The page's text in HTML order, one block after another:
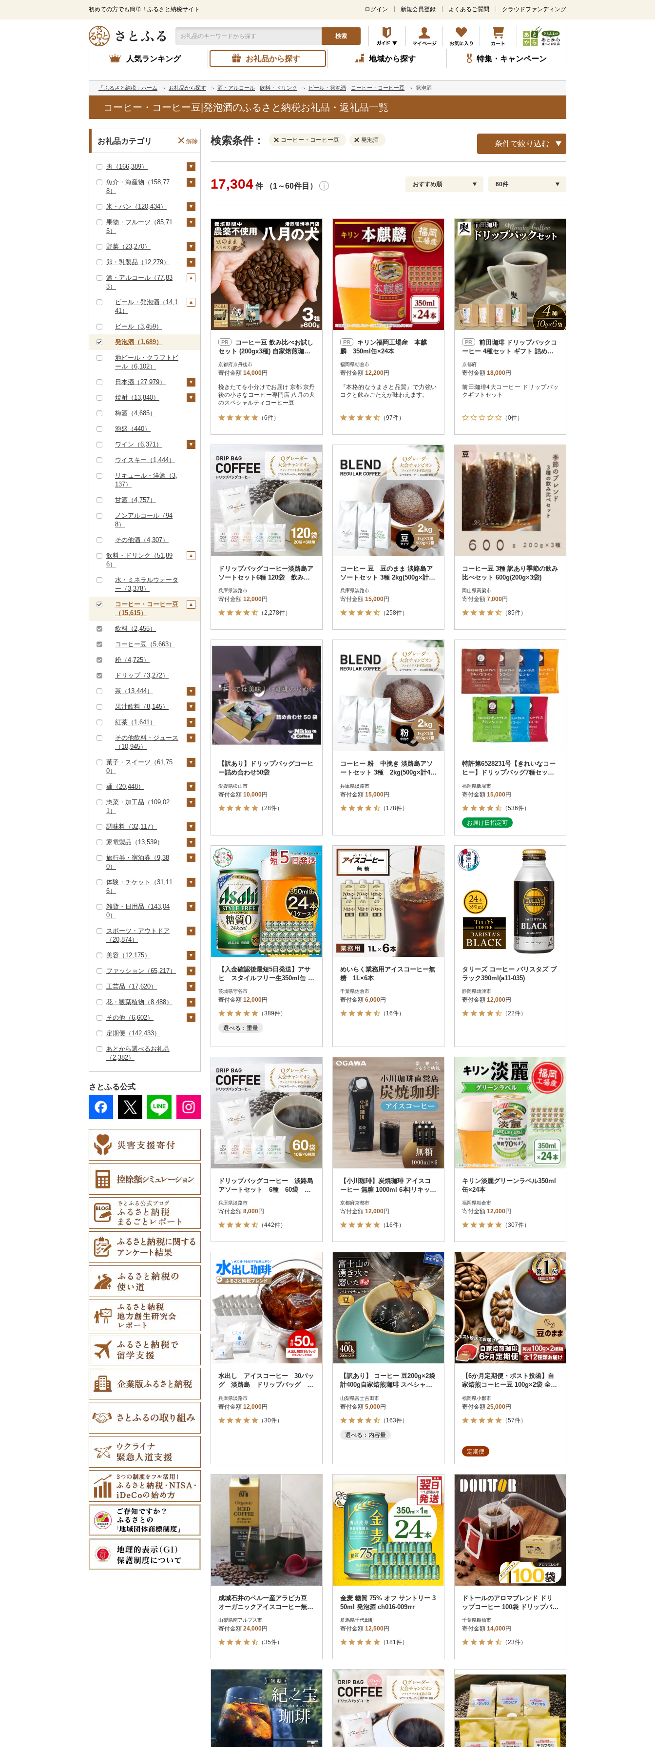
初めての方でも簡単！ふるさと納税サイト
メ
ン
コ
ン
テ
ツ
ッ
ログイン 新規会員登録 よくあるご質問 クラウドファンディング
検索
人気ランキング お礼品から探す 地域から探す 特集・キャンペーン
「ふるさと納税」ホーム お礼品から探す 酒・アルコール 飲料・ドリンク ビール・発泡酒 コーヒー・コーヒー豆 発泡酒
コーヒー・コーヒー豆|発泡酒のふるさと納税お礼品・返礼品一覧
お礼品カテゴリ 解除
肉（166,389）
牛肉（精肉）（89,07
ステーキ（27,599）
すき焼き（24,610）
3）
焼肉（21,089）
牛タン（2,089）
黒毛和牛（29,345）
白老牛（1,508）
仙台牛（374）
米沢牛（1,028）
山形牛（6,993）
常陸牛（1,789）
上州牛（33）
飛騨牛（4,706）
近江牛（3,327）
神戸牛・神戸ビーフ
（3,077）
但馬牛（811）
土佐あかうし（164）
佐賀牛（6,812）
長崎和牛（2,289）
あか牛（1,745）
宮崎牛（2,430）
その他牛肉（精肉）
（8,393）
牛肉（加工品）（30,0
もつ鍋（8,840）
ローストビーフ（3,16
その他牛肉（加工品）
焼肉（2,920）
アグー豚（143）
その他豚肉（精肉）
（10,275）
56）
ハンバーグ（4,088）
ハム（4,709）
ソーセージ・ウインナ
ー（7,387）
ベーコン・サラミ（4,
417）
（9,274）
鶏肉（14,780）
6）
41）
唐揚げ（1,554）
中津からあげ（49）
馬肉（3,641）
羊肉・ラム肉（ジンギ
スカン）（2,179）
鴨肉（456）
猪肉（502）
その他肉・加工品（2,
魚介・海産物（158,77
8）
カニ（16,688）
ズワイガニ（11,643）
エビ（3,765）
47）
たらこ（1,635）
数の子（1,343）
からすみ（557）
キャビア（663）
その他魚卵（276）
貝（11,710）
帆立（ホタテ）（6,77
5）
鮑（アワビ）（718）
牡蠣（カキ）（1,57
うなぎ（20,679）
鮮魚（23,852）
鮭・サーモン（7,33
8）
マグロ（4,200）
イワシ（147）
カツオ（1,570）
金目鯛（904）
クエ（249）
くじら（227）
サバ（3,109）
さんま（357）
鯛（1,677）
のどぐろ（462）
ふぐ（2,390）
ブリ（1,158）
ほっけ（308）
その他鮮魚（3,214）
イカ・タコ（6,645）
イカ（3,833）
タコ（2,856）
海苔・海藻（7,802）
海苔（4,150）
わかめ（1,352）
ひじき（410）
その他海苔・海藻（2,
286）
干物（12,383）
ししゃも（232）
その他干物（11,980）
その他魚介・加工品
（48,336）
しらす・ちりめん（7,
（3,007）
その他魚介・加工品
（36,879）
米・パン（120,434）
米（110,444）
ゆめぴりか（4,929）
つや姫（4,225）
コシヒカリ（48,259）
はえぬき（3,457）
さがびより（1,092）
あきたこまち（9,01
4）
ひとめぼれ（2,807）
ミルキークィーン（2,
507）
ななつぼし（4,644）
その他米（9,287）
124）
果物・フルーツ（85,71
5）
ぶどう・マスカット
ピオーネ（1,537）
デラウェア（113）
シャインマスカット
（5,771）
その他ぶどう・マスカ
もも（6,311）
さくらんぼ（1,830）
梨（4,143）
和梨（3,002）
洋梨・ラフランス（1,
マンゴー（1,591）
みかん・柑橘（22,47
399）
せとか（1,124）
文旦（431）
その他柑橘（8,371）
5）
干し柿（661）
（2,125）
その他果物（4,996）
パイナップル（191）
栗（502）
その他果物（3,062）
野菜（23,270）
いも（3,898）
じゃがいも（1,001）
その他いも（638）
トマト（2,525）
0）
その他トマト（840）
ねぎ（624）
とうもろこし（1,51
8）
根菜（2,212）
人参（400）
大根（193）
自然薯（182）
レンコン（117）
にんにく・生姜（1,11
アスパラガス（1,19
レタス（214）
その他野菜（5,779）
卵・乳製品（12,279）
卵（3,948）
ヨーグルト（3,007）
牛乳（1,781）
バター（969）
その他乳製品（885）
酒・アルコール（77,83
3）
ビール・発泡酒（14,1
41）
ビール（3,459）
発泡酒（1,689）
地ビール・クラフトビ
ール（6,102）
日本酒（27,979）
純米大吟醸（9,121）
純米吟醸（8,512）
大吟醸（4,527）
吟醸（1,160）
その他日本酒（14,58
焼酎（13,840）
芋焼酎（6,415）
麦焼酎（2,903）
米焼酎（415）
黒糖焼酎（535）
その他焼酎（4,751）
梅酒（4,685）
泡盛（440）
ワイン（6,371）
白ワイン（2,882）
赤ワイン（3,653）
リングワイン（612）
その他ワイン（1,42
5）
ウイスキー（1,444）
リキュール・洋酒（3,
137）
甘酒（4,757）
ノンアルコール（94
8）
その他酒（4,307）
飲料・ドリンク（51,89
6）
水・ミネラルウォータ
ー（3,378）
コーヒー・コーヒー豆
（15,615）
飲料（2,455）
コーヒー豆（5,663）
粉（4,725）
ドリップ（3,272）
茶（13,444）
飲料（3,223）
茶葉・ティーバッグ
静岡茶（883）
足柄茶（74）
果汁飲料（8,145）
りんごジュース（1,62
みかんジュース（オレ
7）
3）
紅茶（1,641）
飲料（152）
（1,469）
その他飲料・ジュース
（10,945）
野菜ジュース（2,88
炭酸飲料（1,958）
豆乳（300）
（5,357）
菓子・スイーツ（61,75
0）
ケーキ（10,493）
クッキー（3,509）
アイス・ジェラート
その他洋菓子（8,15
0）
煎餅・おかき（2,30
4）
麺（20,448）
ラーメン（7,245）
そうめん（2,894）
その他麺（3,093）
惣菜・加工品（109,02
1）
惣菜（21,716）
餃子（5,264）
シュウマイ（1,548）
カレー・シチュー（6,
シチュー（1,051）
肉（22,433）
ピザ（2,069）
豆腐・納豆（1,215）
豆腐（574）
納豆（623）
漬物（9,816）
梅干（6,410）
キムチ（1,171）
その他漬物（2,324）
缶詰・瓶詰（14,344）
肉（537）
魚（2,650）
果物（527）
ジャム（3,749）
その他缶詰・瓶詰（6,
651）
乾物（2,639）
燻製（スモーク）（2,
235）
おせち（1,271）
その他加工品（19,08
調味料（32,117）
砂糖（416）
塩（1,025）
酢（1,406）
だし（2,386）
食用油（2,422）
えごま油（473）
オリーブオイル（83
4）
ごま油（334）
その他食用油（933）
はちみつ（8,478）
ドレッシング（2,33
0）
その他調味料（10,10
2）
みりん（128）
ケチャップ（158）
こしょう（72）
その他調味料（8,93
3）
家電製品（13,539）
季節・空調家電（97
キッチン家電（1,29
照明器具（1,480）
（1,320）
メラ（1,555）
美容・健康家電（1,04
旅行券・宿泊券（9,38
0）
旅行券（1,667）
ポン（Eメール発行）
JTBふるさと旅行券
（紙券）（53）
その他旅行券（488）
体験・チケット（31,11
6）
PayPay商品券（8,27
食事券（5,969）
用券（1,051）
水族館（84）
動物園（40）
釣り（407）
ダイビング（216）
スキーチケット・リフ
ゴルフプレー券（2,86
GDOふるさとゴルフ
プレークーポン（1,45
2）
その他のゴルフプレー
花火大会チケット（3
44）
カタログギフト（16
4）
その他体験・チケット
（12,419）
雑貨・日用品（143,04
0）
家具・インテリア（3
6,218）
タンス（1,783）
机・テーブル（4,18
（7,203）
その他家具・インテリ
ア（23,819）
寝具（18,248）
布団（5,993）
枕（2,330）
毛布（2,154）
タオルケット（852）
その他寝具（7,508）
タオル（6,068）
泉州タオル（2,748）
その他タオル（3,29
文房具・印鑑（4,83
39）
印鑑（630）
0）
タンブラー（1,049）
スプーン・フォーク・
ナイフ（766）
皿・椀（7,290）
0）
包丁（1,679）
鍋（1,667）
まな板（827）
土鍋（173）
その他キッチン用品
日用品（14,890）
トイレットペーパー
（2,071）
ティッシュ（806）
3）
本・CD・DVD（29
7）
おもちゃ・ぬいぐるみ
（3,238）
ご当地キャラクター
（1,203）
防災グッズ（2,428）
その他雑貨（28,514）
スポーツ・アウトドア
（20,874）
ゴルフ（6,846）
ゴルフボール（1,53
2）
ゴルフウェア（58）
その他ゴルフ（2,23
釣り（2,036）
サイクリング（475）
アウトドア・キャンプ
3）
ウェア・ユニフォーム
（237）
9）
美容（12,175）
スキンケア（4,259）
化粧水・乳液・美容液
610）
シャンプー・リンス
（1,593）
入浴剤（1,234）
アロマ（698）
その他美容（3,542）
ファッション（65,217）
鞄・バッグ（8,663）
トートバッグ・ショル
ツケース（163）
その他鞄・バッグ（3,
889）
洋服（16,980）
女性・レディース（6,
9）
その他洋服（4,361）
和服（943）
靴・履物（8,105）
靴・シューズ（5,91
4）
スリッパ・下駄・草履
（1,370）
その他靴・履物（1,95
アクセサリー（16,47
2）
ペンダント・ネックレ
ス（4,911）
ピアス・イヤリング
（4,129）
1）
その他アクセサリー
その他服飾小物（15,0
66）
財布（3,273）
ショール・ストール
097）
マフラー・手袋（80
その他服飾小物（8,81
2）
工芸品（17,620）
織物（859）
本場奄美大島紬（5
陶器・漆器（7,693）
信楽焼（776）
唐津焼（57）
村上木彫堆朱（33）
その他陶器・漆器（5,
610）
その他装飾品・工芸品
数珠（242）
工芸品（7,380）
播州そろばん（9）
美濃和紙（6）
民芸品（1,026）
花・観葉植物（8,488）
観葉植物・苗木（2,28
胡蝶蘭（241）
造花・プリザーブドフ
ラワー（1,607）
その他花（3,652）
盆栽・その他（854）
その他（6,602）
地域サービス（2,46
その他（4,275）
定期便（142,433）
あとから選べるお礼品
（2,382）
さとふる公式
検索条件： コーヒー・コーヒー豆 発泡酒 条件で絞り込む
円
決済方法 解除
PayPay
クレジットカード決済
Amazon Pay
楽天ペイ
メルペイ
コンビニ支払い
ソフトバンクまとめて支払い
d払い
金融機関(Pay-easy決済)
解除
発送種別 解除
冷蔵便
配送指定 解除
お届け日時指定可
お届け時間帯指定可
発送される月指定可
その他 解除
さとふる限定のお礼品
定期便
さとふるアプリdeワンストップ申請
対象
結果を見る（17,304 件）
17,304 件 （1～60件目） おすすめ順
新着順
レビュー件数順
レビュー評価順
寄付金額が高い順
寄付金額が低い順
60件
60
90
120
PR
セット (200gx3種) 自家焙煎珈琲
豆 【栽培期間中農薬不使用】
京都府京丹後市
寄付金額 14,000円
挽きたてを小分けでお届け 京都 京丹
後の小さなコーヒー専門店 八月の犬
のスペシャルティコーヒー豆
（6件）
PR
麟 350ml缶×24本
福岡県朝倉市
寄付金額 12,200円
『本格的なうまさと品質』で力強い
コクと飲みごたえが味わえます。
（97件）
PR
ーヒー 4種セット ギフト 詰め合
わせ
京都府
寄付金額 18,000円
前田珈琲4大コーヒー ドリップバッ
クギフトセット
（0件）
ドリップバッグコーヒー淡路島ア
ソートセット6種 120袋 飲み比
兵庫県淡路市
寄付金額 12,000円
（2,278件）
コーヒー 豆 豆のまま 淡路島ア
ソートセット 3種 2kg(500g×計4
兵庫県淡路市
寄付金額 15,000円
（258件）
コーヒー豆 3種 訳あり季節の飲み
比べセット 600g(200g×3袋)
岡山県高梁市
寄付金額 7,000円
（85件）
【訳あり】ドリップバッグコーヒ
ー詰め合わせ50袋
愛媛県松山市
寄付金額 10,000円
（28件）
コーヒー 粉 中挽き 淡路島アソ
ートセット 3種 2kg(500g×計4
兵庫県淡路市
寄付金額 15,000円
（178件）
特許第6528231号【きれいなコー
ヒー】ドリップバッグ7種セット
福岡県飯塚市
寄付金額 15,000円
（536件）
お届け日指定可
【入金確認後最短5日発送】アサ
ヒ スタイルフリー生350ml缶 24
茨城県守谷市
寄付金額 12,000円
（389件）
選べる：重量
めいらく業務用アイスコーヒー無
糖 1L×6本
千葉県佐倉市
寄付金額 6,000円
（16件）
タリーズ コーヒー バリスタズ ブ
ラック390ml(a11-035)
静岡県焼津市
寄付金額 12,000円
（22件）
ドリップバッグコーヒー 淡路島
アソートセット 6種 60袋 飲
9
兵庫県淡路市
寄付金額 8,000円
（442件）
【小川珈琲】炭焼珈琲 アイスコ
ーヒー 無糖 1000ml 6本|リキッド
京都府京都市
寄付金額 12,000円
（16件）
キリン淡麗グリーンラベル350ml
缶×24本
福岡県朝倉市
寄付金額 12,000円
（307件）
水出し アイスコーヒー 30バッ
グ 淡路島 ドリップバッグ セ
兵庫県淡路市
寄付金額 12,000円
（30件）
【訳あり】 コーヒー 豆200g×2袋
計400g自家焙煎珈琲 スペシャル
山梨県富士吉田市
寄付金額 5,000円
（163件）
選べる：内容量
【6か月定期便・ポスト投函】自
家焙煎コーヒー豆 100g×2袋 全12
福岡県小郡市
寄付金額 25,000円
（57件）
定期便
成城石井のペルー産アラビカ豆
オーガニックアイスコーヒー無糖
山梨県南アルプス市
寄付金額 24,000円
（35件）
金麦 糖質 75% オフ サントリー 3
50ml 発泡酒 ch016-009rrr
群馬県千代田町
寄付金額 12,500円
（181件）
ドトールのアロマブレンド ドリ
ップコーヒー 100袋 ドリップバッ
千葉県船橋市
寄付金額 14,000円
（23件）